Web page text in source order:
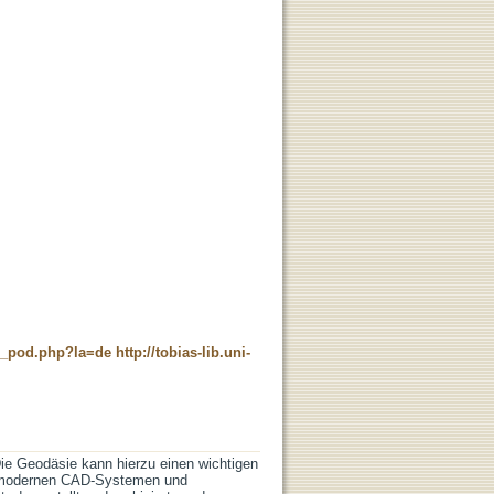
http://tobias-lib.uni-
Geodäsie kann hierzu einen wichtigen
CAD-Systemen und